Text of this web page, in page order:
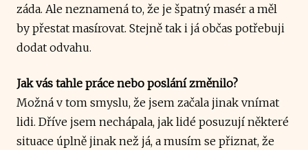
záda. Ale neznamená to, že je špatný masér a měl
by přestat masírovat. Stejně tak i já občas potřebuji
dodat odvahu.
Jak vás tahle práce nebo poslání změnilo?
Možná v tom smyslu, že jsem začala jinak vnímat
lidi. Dříve jsem nechápala, jak lidé posuzují některé
situace úplně jinak než já, a musím se přiznat, že